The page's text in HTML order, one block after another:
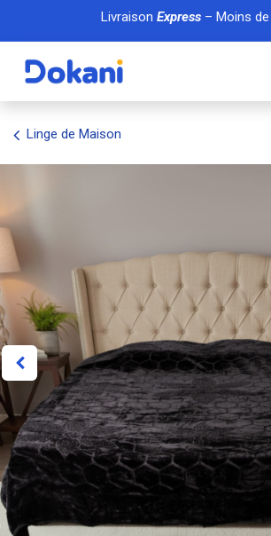
Se rendre au contenu
Livraison Express– Moins de
Linge de Maison